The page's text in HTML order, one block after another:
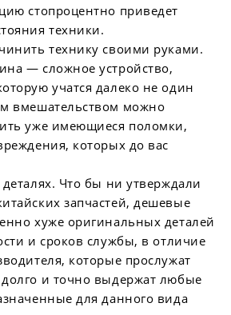
стопроцентно приведет
техники.
технику своими руками.
— сложное устройство,
учатся далеко не один
вмешательством можно
уже имеющиеся поломки,
которых до вас
Что бы ни утверждали
запчастей, дешевые
хуже оригинальных деталей
и сроков службы, в отличие
которые прослужат
и точно выдержат любые
для данного вида